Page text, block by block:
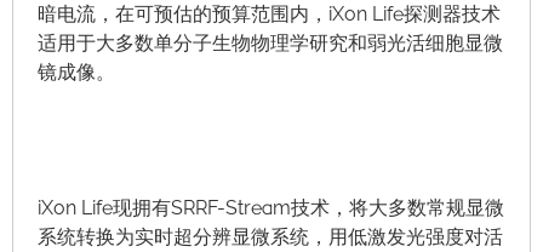
暗电流，在可预估的预算范围内，iXon Life探测器技术
适用于大多数单分子生物物理学研究和弱光活细胞显微
镜成像。
iXon Life现拥有SRRF-Stream技术，将大多数常规显微
系统转换为实时超分辨显微系统，用低激发光强度对活